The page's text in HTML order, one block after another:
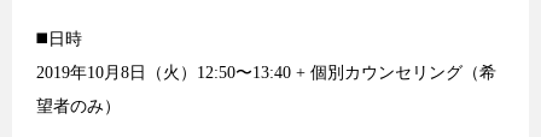
◼️日時
2019年10月8日（火）12:50〜13:40 + 個別カウンセリング（希
望者のみ）